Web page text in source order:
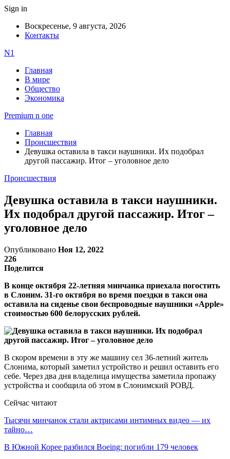
Sign in
Воскресенье, 9 августа, 2026
Контакты
N1
Главная
В мире
Общество
Экономика
Premium n one
Главная
Происшествия
Девушка оставила в такси наушники. Их подобрал
другой пассажир. Итог – уголовное дело
Происшествия
Девушка оставила в такси наушники.
Их подобрал другой пассажир. Итог –
уголовное дело
Опубликовано Ноя 12, 2022
226
Поделится
В конце октября 22-летняя минчанка приехала погостить
в Слоним. 31-го октября во время поездки в такси она
оставила на сиденье свои беспроводные наушники «Apple»
стоимостью 600 белорусских рублей.
В скором времени в эту же машину сел 36-летний житель
Слонима, который заметил устройство и решил оставить его
себе. Через два дня владелица имущества заметила пропажу
устройства и сообщила об этом в Слонимский РОВД.
Сейчас читают
Тысячи минчанок стали актрисами интимных видео — их
тайно…
В Южной Корее разбился Boeing: погибли 179 человек